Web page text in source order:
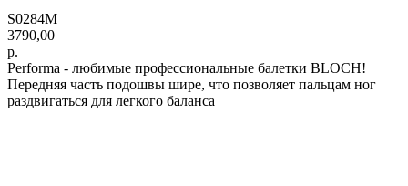
S0284M
3790,00
р.
Performa - любимые профессиональные балетки BLOCH!
Передняя часть подошвы шире, что позволяет пальцам ног
раздвигаться для легкого баланса